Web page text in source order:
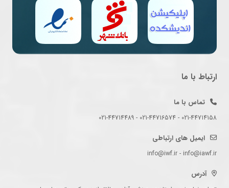
ارتباط با ما
تماس با ما
021-44714158 - 021-44716574 - 021-44714489
ایمیل های ارتباطی
info@iwf.ir - info@iawf.ir
آدرس